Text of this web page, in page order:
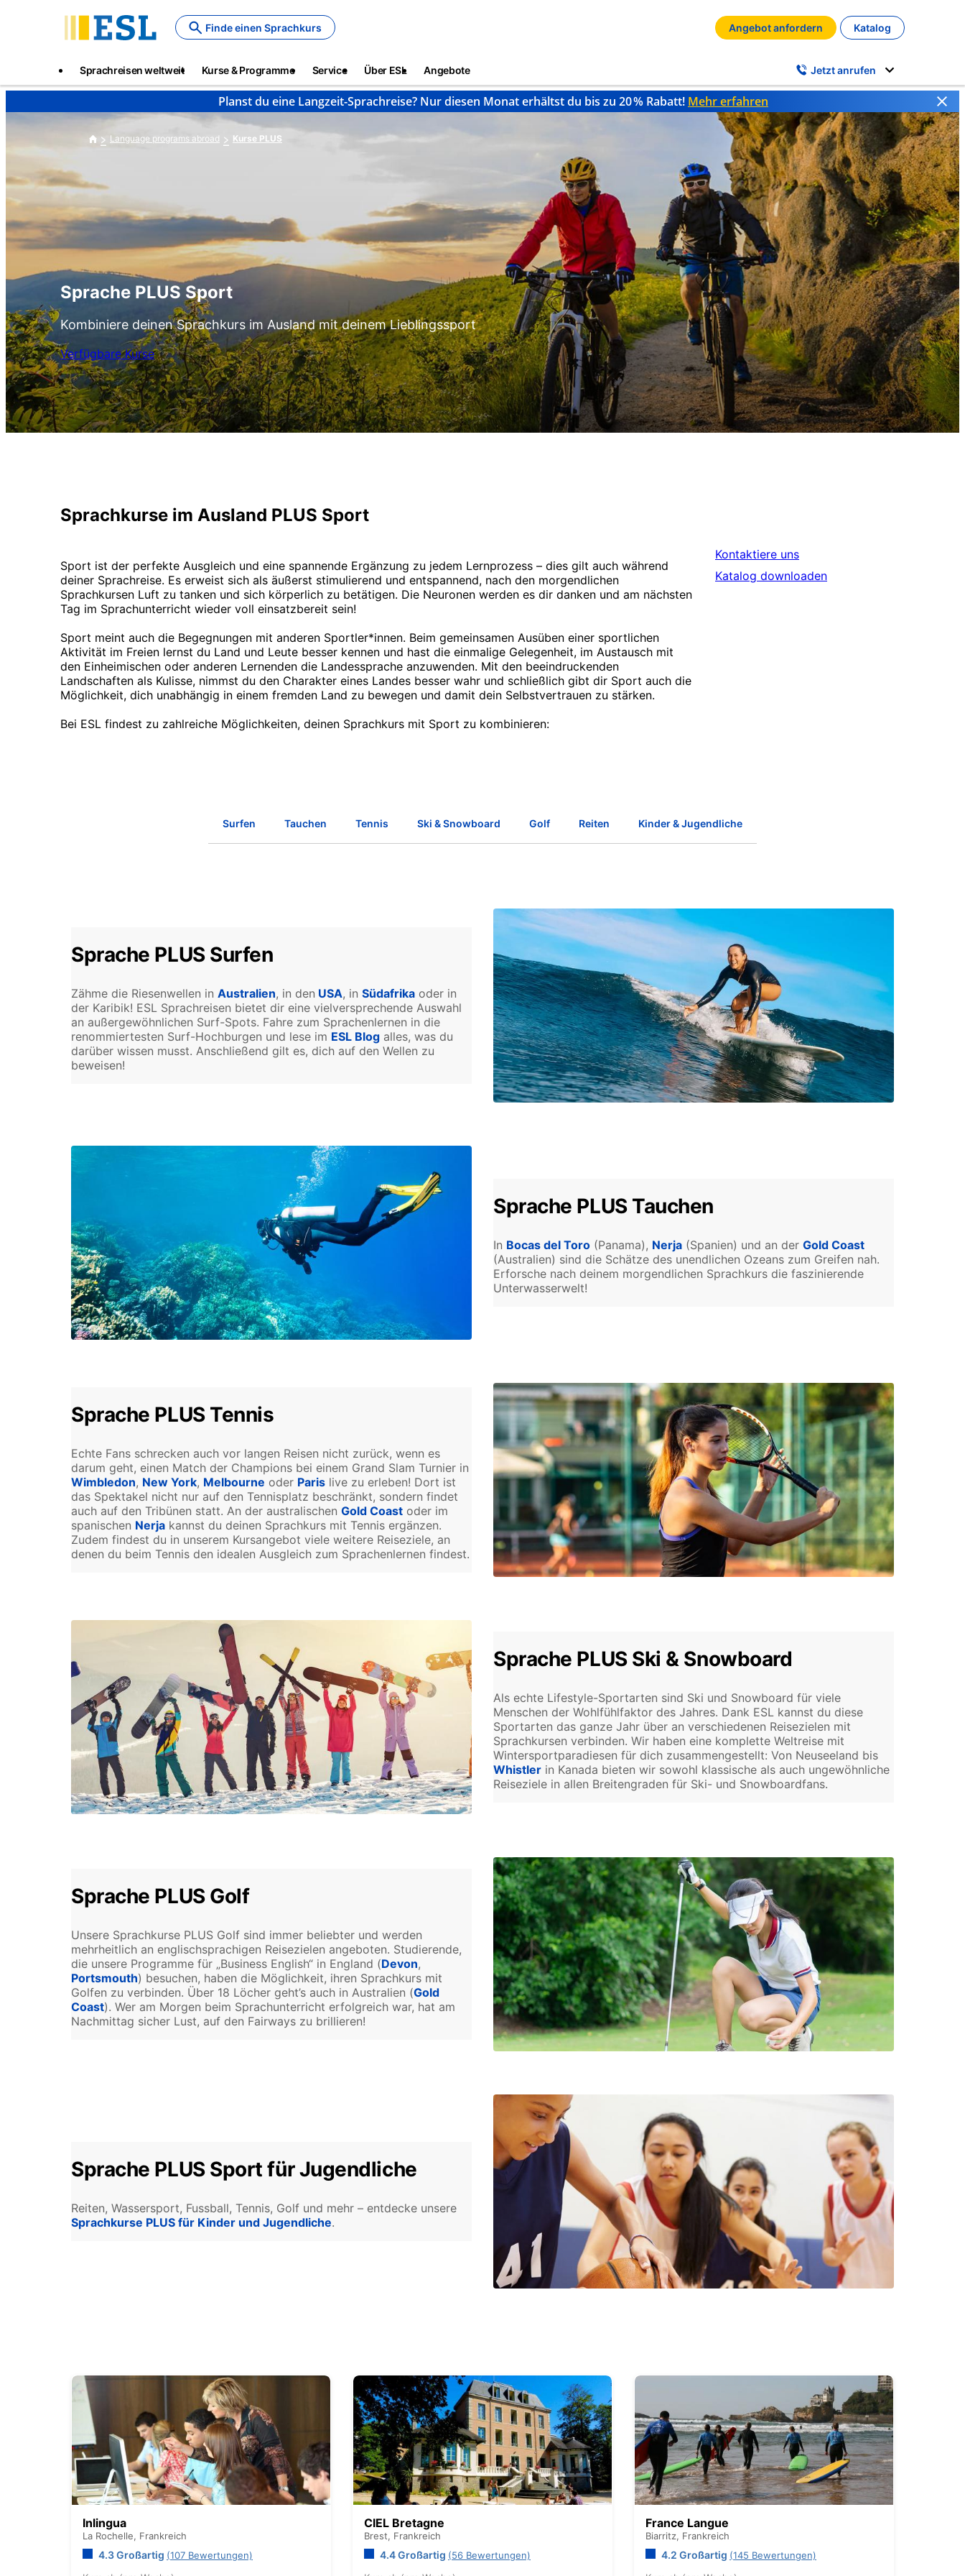
Finde einen Sprachkurs Angebot anfordern Katalog
Sprachreisen weltweit Kurse & Programme Service Über ESL Angebote Jetzt anrufen
Planst du eine Langzeit-Sprachreise? Nur diesen Monat erhältst du bis zu 20 % Rabatt! Mehr erfahren
Language programs abroad Kurse PLUS
Sprache PLUS Sport
Kombiniere deinen Sprachkurs im Ausland mit deinem Lieblingssport
Verfügbare Kurse
Sprachkurse im Ausland PLUS Sport
Sport ist der perfekte Ausgleich und eine spannende Ergänzung zu jedem Lernprozess – dies gilt auch während
deiner Sprachreise. Es erweist sich als äußerst stimulierend und entspannend, nach den morgendlichen
Sprachkursen Luft zu tanken und sich körperlich zu betätigen. Die Neuronen werden es dir danken und am nächsten
Tag im Sprachunterricht wieder voll einsatzbereit sein!
Sport meint auch die Begegnungen mit anderen Sportler*innen. Beim gemeinsamen Ausüben einer sportlichen
Aktivität im Freien lernst du Land und Leute besser kennen und hast die einmalige Gelegenheit, im Austausch mit
den Einheimischen oder anderen Lernenden die Landessprache anzuwenden. Mit den beeindruckenden
Landschaften als Kulisse, nimmst du den Charakter eines Landes besser wahr und schließlich gibt dir Sport auch die
Möglichkeit, dich unabhängig in einem fremden Land zu bewegen und damit dein Selbstvertrauen zu stärken.
Bei ESL findest zu zahlreiche Möglichkeiten, deinen Sprachkurs mit Sport zu kombinieren:
Kontaktiere uns
Katalog downloaden
Surfen Tauchen Tennis Ski & Snowboard Golf Reiten Kinder & Jugendliche
Sprache PLUS Surfen
Zähme die Riesenwellen in Australien, in den USA, in Südafrika oder in
der Karibik! ESL Sprachreisen bietet dir eine vielversprechende Auswahl
an außergewöhnlichen Surf-Spots. Fahre zum Sprachenlernen in die
renommiertesten Surf-Hochburgen und lese im ESL Blog alles, was du
darüber wissen musst. Anschließend gilt es, dich auf den Wellen zu
beweisen!
Sprache PLUS Tauchen
In Bocas del Toro (Panama), Nerja (Spanien) und an der Gold Coast
(Australien) sind die Schätze des unendlichen Ozeans zum Greifen nah.
Erforsche nach deinem morgendlichen Sprachkurs die faszinierende
Unterwasserwelt!
Sprache PLUS Tennis
Echte Fans schrecken auch vor langen Reisen nicht zurück, wenn es
darum geht, einen Match der Champions bei einem Grand Slam Turnier in
Wimbledon, New York, Melbourne oder Paris live zu erleben! Dort ist
das Spektakel nicht nur auf den Tennisplatz beschränkt, sondern findet
auch auf den Tribünen statt. An der australischen Gold Coast oder im
spanischen Nerja kannst du deinen Sprachkurs mit Tennis ergänzen.
Zudem findest du in unserem Kursangebot viele weitere Reiseziele, an
denen du beim Tennis den idealen Ausgleich zum Sprachenlernen findest.
Sprache PLUS Ski & Snowboard
Als echte Lifestyle-Sportarten sind Ski und Snowboard für viele
Menschen der Wohlfühlfaktor des Jahres. Dank ESL kannst du diese
Sportarten das ganze Jahr über an verschiedenen Reisezielen mit
Sprachkursen verbinden. Wir haben eine komplette Weltreise mit
Wintersportparadiesen für dich zusammengestellt: Von Neuseeland bis
Whistler in Kanada bieten wir sowohl klassische als auch ungewöhnliche
Reiseziele in allen Breitengraden für Ski- und Snowboardfans.
Sprache PLUS Golf
Unsere Sprachkurse PLUS Golf sind immer beliebter und werden
mehrheitlich an englischsprachigen Reisezielen angeboten. Studierende,
die unsere Programme für „Business English“ in England (Devon,
Portsmouth) besuchen, haben die Möglichkeit, ihren Sprachkurs mit
Golfen zu verbinden. Über 18 Löcher geht’s auch in Australien (Gold
Coast). Wer am Morgen beim Sprachunterricht erfolgreich war, hat am
Nachmittag sicher Lust, auf den Fairways zu brillieren!
Sprache PLUS Sport für Jugendliche
Reiten, Wassersport, Fussball, Tennis, Golf und mehr – entdecke unsere
Sprachkurse PLUS für Kinder und Jugendliche.
Inlingua
La Rochelle, Frankreich
4.3 Großartig (107 Bewertungen)
CIEL Bretagne
Brest, Frankreich
4.4 Großartig (56 Bewertungen)
France Langue
Biarritz, Frankreich
4.2 Großartig (145 Bewertungen)